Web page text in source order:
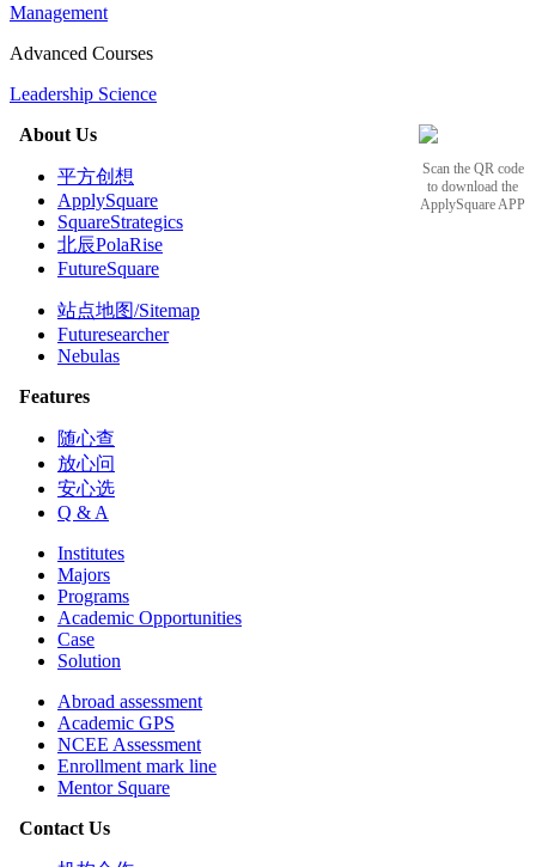
Management
Advanced Courses
Leadership Science
Scan the QR code
to download the
ApplySquare APP
About Us
平方创想
ApplySquare
SquareStrategics
北辰PolaRise
FutureSquare
站点地图/Sitemap
Futuresearcher
Nebulas
Features
随心查
放心问
安心选
Q & A
Institutes
Majors
Programs
Academic Opportunities
Case
Solution
Abroad assessment
Academic GPS
NCEE Assessment
Enrollment mark line
Mentor Square
Contact Us